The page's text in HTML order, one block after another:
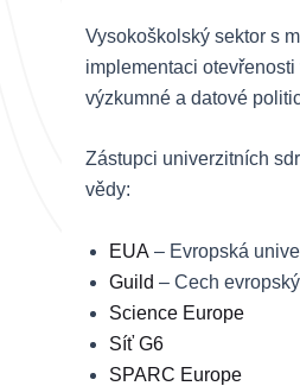
Vysokoškolský sektor s
implementaci
výzkumné a datové
Zástupci univerzitních
vědy:
EUA – Evropská
Guild – Cech
Science Europe
Síť G6
SPARC Europe